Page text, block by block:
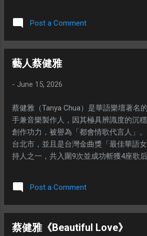
持硬體壽命。 軟體控制中心： 使用預載
體，可一鍵監控硬體狀態、調整風扇轉
您主要的使用用途是什麼（例如：文書
腦作業系統中，.msi 是微軟 Windows 系
（全名為 Windows Installer）。當您下
此檔案即可自動引導安裝程式，將軟體
MSI 是《英雄聯盟》（League of
由各賽區的春季冠軍隊伍齊聚一堂爭奪
Satellite Instability），MSI 是一種基因
腸癌等癌症的篩檢與評估免疫治療的成
Post a Comment
藝人蔡健雅
- June 15, 2026
蔡健雅（Tanya Chua）是華語樂壇著名
手兼音樂製作人，因其極具辨識度的沉
創作功力，被譽為「都會情歌代言人」
台北市，並且是台灣金曲獎「最佳華語
持人之一，共入圍9次並成功斬獲4座歌
台灣金曲獎歷史上擁有極高地位： 四屆
專輯《雙棲動物》（第17屆）、《
屆）、《說到愛》（第23屆）及《
Hello》榮獲第19屆金曲獎「最佳專輯製
Post a Comment
蔡健雅《Beautiful Love》